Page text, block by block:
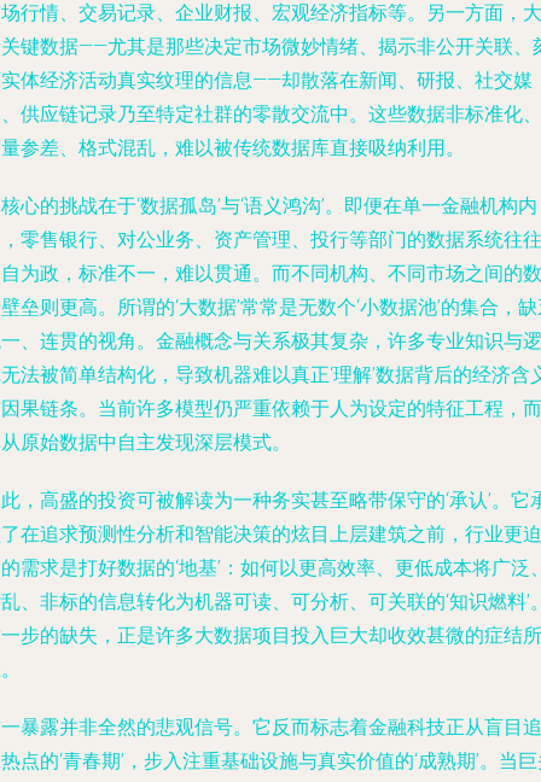
行情、交易记录、企业财报、宏观经济指标等。另一方面，大
键数据——尤其是那些决定市场微妙情绪、揭示非公开关联、
体经济活动真实纹理的信息——却散落在新闻、研报、社交媒
供应链记录乃至特定社群的零散交流中。这些数据非标准化、
参差、格式混乱，难以被传统数据库直接吸纳利用。
心的挑战在于‘数据孤岛’与‘语义鸿沟’。即便在单一金融机构内
零售银行、对公业务、资产管理、投行等部门的数据系统往往
为政，标准不一，难以贯通。而不同机构、不同市场之间的数
垒则更高。所谓的‘大数据’常常是无数个‘小数据池’的集合，
、连贯的视角。金融概念与关系极其复杂，许多专业知识与逻
法被简单结构化，导致机器难以真正‘理解’数据背后的经济含
果链条。当前许多模型仍严重依赖于人为设定的特征工程，而
原始数据中自主发现深层模式。
，高盛的投资可被解读为一种务实甚至略带保守的‘承认’。它
在追求预测性分析和智能决策的炫目上层建筑之前，行业更迫
需求是打好数据的‘地基’：如何以更高效率、更低成本将广泛
、非标的信息转化为机器可读、可分析、可关联的‘知识燃料’
步的缺失，正是许多大数据项目投入巨大却收效甚微的症结所
暴露并非全然的悲观信号。它反而标志着金融科技正从盲目追
点的‘青春期’，步入注重基础设施与真实价值的‘成熟期’。当